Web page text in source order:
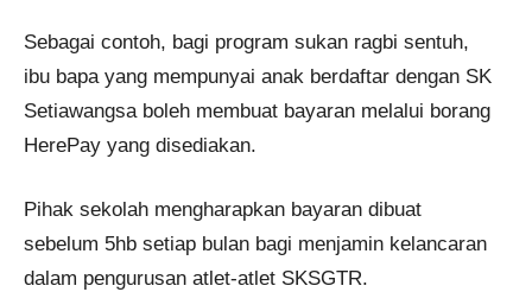
Sebagai contoh, bagi program sukan ragbi sentuh,
ibu bapa yang mempunyai anak berdaftar dengan SK
Setiawangsa boleh membuat bayaran melalui borang
HerePay yang disediakan.
Pihak sekolah mengharapkan bayaran dibuat
sebelum 5hb setiap bulan bagi menjamin kelancaran
dalam pengurusan atlet-atlet SKSGTR.